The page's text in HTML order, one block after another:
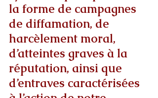
la forme de campagnes
de diffamation, de
harcèlement moral,
d’atteintes graves à la
réputation, ainsi que
d’entraves caractérisées